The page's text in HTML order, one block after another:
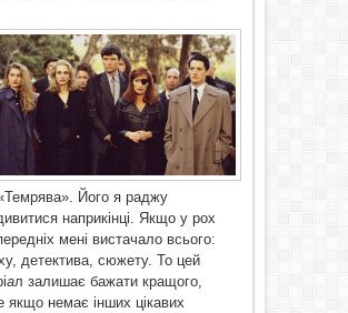
Його я раджу
наприкінці. Якщо у рох
мені вистачало всього:
детектива, сюжету. То цей
ал залишає бажати кращого,
якщо немає інших цікавих